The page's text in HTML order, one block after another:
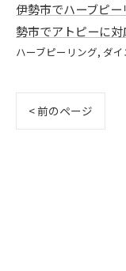
伊勢市でハーブピー
勢市でアトピーに
ハーブピーリング ダ
< 前のページ